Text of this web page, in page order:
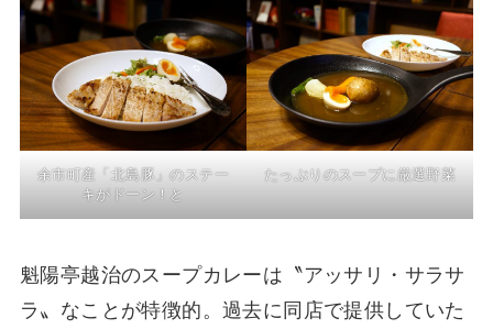
余市町産「北島豚」のステー
キがドーン！と
たっぷりのスープに厳選野菜
魁陽亭越治のスープカレーは〝アッサリ・サラサ
ラ〟なことが特徴的。過去に同店で提供していた